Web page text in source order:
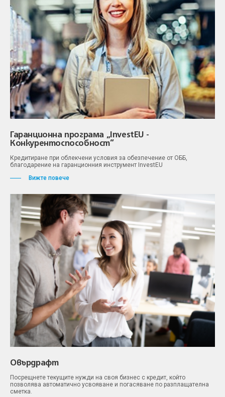
Гаранционна програма „InvestEU -
Конкурентоспособност“
Кредитиране при облекчени условия за обезпечение от ОББ,
благодарение на гаранционния инструмент InvestEU
Вижте повече
Овърдрафт
Посрещнете текущите нужди на своя бизнес с кредит, който
позволява автоматично усвояване и погасяване по разплащателна
сметка.